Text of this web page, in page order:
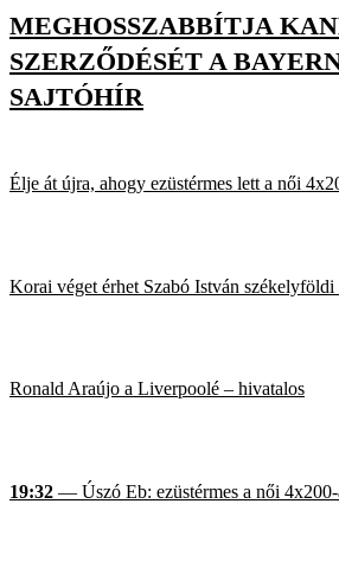
MEGHOSSZABBÍTJA
SZERZŐDÉSÉT A
SAJTÓHÍR
Élje át újra, ahogy ezüstérmes lett a női
Korai véget érhet Szabó István
Ronald Araújo a Liverpoolé – hivatalos
19:32 — Úszó Eb: ezüstérmes a női